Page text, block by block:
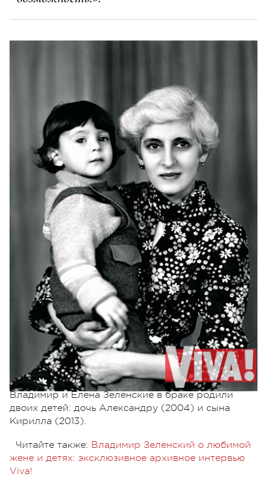
Детское фото Владимира Зеленского с мамой,
Риммой Владимировной. Архив журнала Viva!
Владимир Зеленский и его будущая жена Елена
Кияшко (девичья фамилия Елены Зеленской)
познакомились в юности, их отношения начались
в 1995 году. Пара поженилась в 2003 году.
Владимир и Елена Зеленские в браке родили
двоих детей: дочь Александру (2004) и сына
Кирилла (2013).
Читайте также: Владимир Зеленский о любимой
жене и детях: эксклюзивное архивное интервью
Viva!